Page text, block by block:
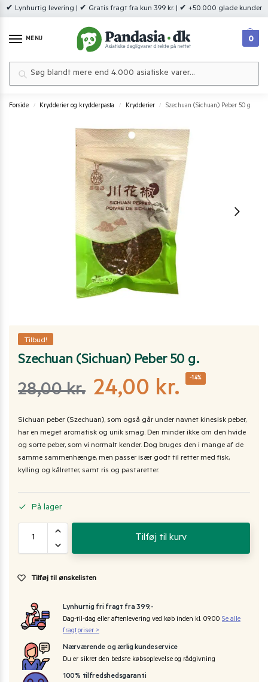
✔ Lynhurtig levering | ✔ Gratis fragt fra kun 399 kr. | ✔ +50.000 glade kunder
MENU 0
Forside / Krydderier og krydderpasta / Krydderier / Szechuan (Sichuan) Peber 50 g.
Tilbud!
Szechuan (Sichuan) Peber 50 g.
28,00kr. 24,00 kr. -14%
Sichuan peber (Szechuan), som også går under navnet kinesisk peber,
har en meget aromatisk og unik smag. Den minder ikke om den hvide
og sorte peber, som vi normalt kender. Dog bruges den i mange af de
samme sammenhænge, men passer især godt til retter med fisk,
kylling og kålretter, samt ris og pastaretter.
På lager
Tilføj til kurv
Tilføj til ønskelisten
Lynhurtig fri fragt fra 399,-
Dag-til-dag eller aftenlevering ved køb inden kl. 09:00 Se alle
fragtpriser >
Nærværende og ærlig kundeservice
Du er sikret den bedste købsoplevelse og rådgivning
100% tilfredshedsgaranti